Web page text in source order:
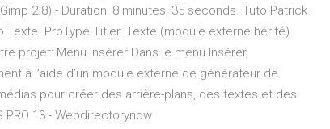
2.8) - Duration: 8 minutes, 35 seconds. Tuto Patrick
ProType Titler. Texte (module externe hérité)
projet: Menu Insérer Dans le menu Insérer,
à l’aide d’un module externe de générateur de
pour créer des arrière-plans, des textes et des
PRO 13 - Webdirectorynow